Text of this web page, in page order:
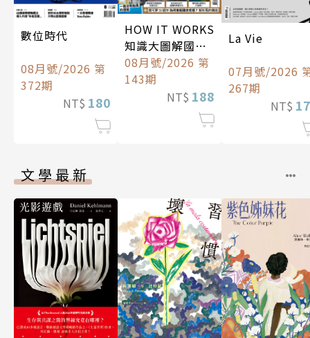
數位時代
08月號/2026 第
372期
NT$ 180
HOW IT WORKS
知識大圖解國際
中文版
08月號/2026 第
143期
NT$ 188
La Vie
07月號/2026
267期
NT$
文學最新